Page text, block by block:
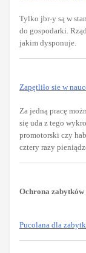
Tylko jbr-y są w
do gospodarki.
jakim dysponuje.
Zapętliło sie w
Za jedną pracę
się uda z tego
promotorski czy
cztery razy
Ochrona zabytków
Pucolana dla